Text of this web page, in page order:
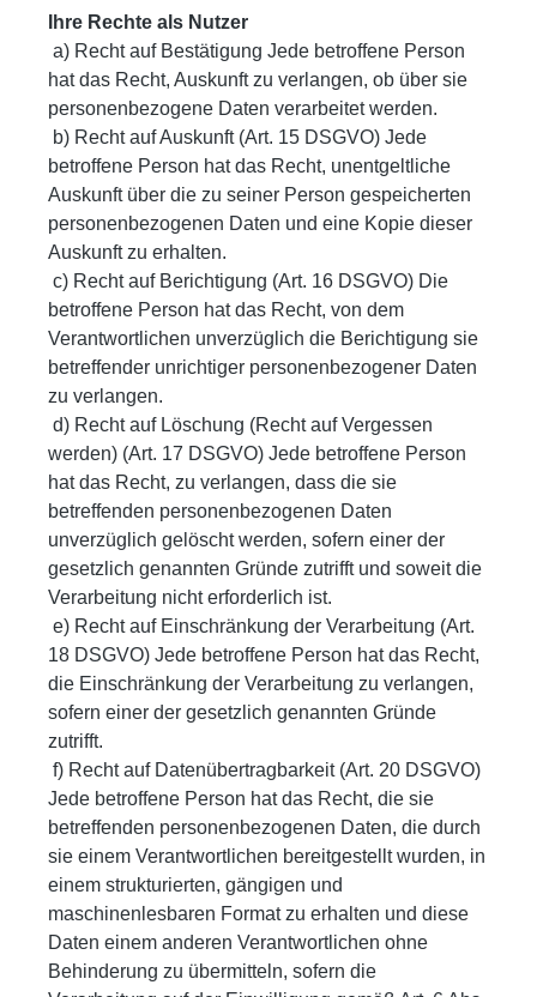
Ihre Rechte als Nutzer
a) Recht auf Bestätigung Jede betroffene Person
hat das Recht, Auskunft zu verlangen, ob über sie
personenbezogene Daten verarbeitet werden.
b) Recht auf Auskunft (Art. 15 DSGVO) Jede
betroffene Person hat das Recht, unentgeltliche
Auskunft über die zu seiner Person gespeicherten
personenbezogenen Daten und eine Kopie dieser
Auskunft zu erhalten.
c) Recht auf Berichtigung (Art. 16 DSGVO) Die
betroffene Person hat das Recht, von dem
Verantwortlichen unverzüglich die Berichtigung sie
betreffender unrichtiger personenbezogener Daten
zu verlangen.
d) Recht auf Löschung (Recht auf Vergessen
werden) (Art. 17 DSGVO) Jede betroffene Person
hat das Recht, zu verlangen, dass die sie
betreffenden personenbezogenen Daten
unverzüglich gelöscht werden, sofern einer der
gesetzlich genannten Gründe zutrifft und soweit die
Verarbeitung nicht erforderlich ist.
e) Recht auf Einschränkung der Verarbeitung (Art.
18 DSGVO) Jede betroffene Person hat das Recht,
die Einschränkung der Verarbeitung zu verlangen,
sofern einer der gesetzlich genannten Gründe
zutrifft.
f) Recht auf Datenübertragbarkeit (Art. 20 DSGVO)
Jede betroffene Person hat das Recht, die sie
betreffenden personenbezogenen Daten, die durch
sie einem Verantwortlichen bereitgestellt wurden, in
einem strukturierten, gängigen und
maschinenlesbaren Format zu erhalten und diese
Daten einem anderen Verantwortlichen ohne
Behinderung zu übermitteln, sofern die